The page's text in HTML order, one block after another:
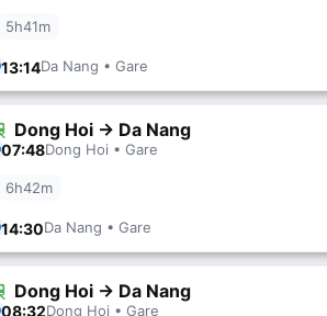
5h41m
13:14Da Nang • Gare
Dong Hoi → Da Nang
07:48Dong Hoi • Gare
6h42m
14:30Da Nang • Gare
Dong Hoi → Da Nang
08:32Dong Hoi • Gare